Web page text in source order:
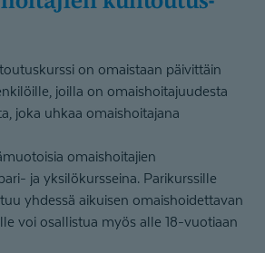
on omaistaan päivittäin
joilla on omaishoitajuudesta
joka uhkaa omaishoitajana
omaishoitajien
ja yksilökursseina. Parikurssille
yhdessä aikuisen omaishoidettavan
voi osallistua myös alle 18-vuotiaan